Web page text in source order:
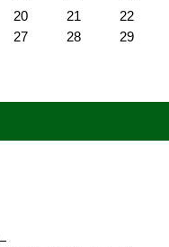
20 21
22
27 28
29